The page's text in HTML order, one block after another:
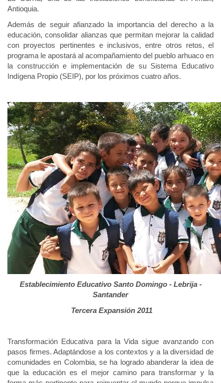
Antioquia.
Además de seguir afianzado la importancia del derecho a la
educación, consolidar alianzas que permitan mejorar la calidad
con proyectos pertinentes e inclusivos, entre otros retos, el
programa le apostará al acompañamiento del pueblo arhuaco en
la construcción e implementación de su Sistema Educativo
Indígena Propio (SEIP), por los próximos cuatro años.
Establecimiento Educativo Santo Domingo - Lebrija -
Santander
Tercera Expansión 2011
Transformación Educativa para la Vida sigue avanzando con
pasos firmes. Adaptándose a los contextos y a la diversidad de
comunidades en Colombia, se ha logrado abanderar la idea de
que la educación es el mejor camino para transformar y la